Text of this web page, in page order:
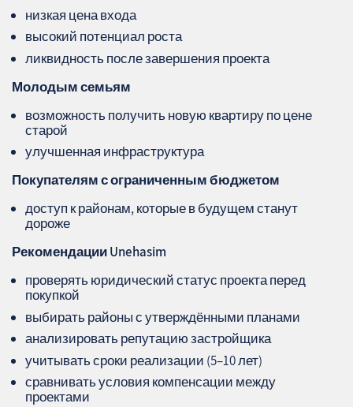
низкая цена входа
высокий потенциал роста
ликвидность после завершения проекта
Молодым семьям
возможность получить новую квартиру по цене
старой
улучшенная инфраструктура
Покупателям с ограниченным бюджетом
доступ к районам, которые в будущем станут
дороже
Рекомендации Unehasim
проверять юридический статус проекта перед
покупкой
выбирать районы с утверждёнными планами
анализировать репутацию застройщика
учитывать сроки реализации (5–10 лет)
сравнивать условия компенсации между
проектами